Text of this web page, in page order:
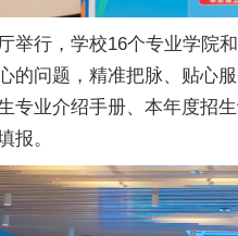
举行，学校16个专业学院
的问题，精准把脉、贴心
专业介绍手册、本年度招
报。